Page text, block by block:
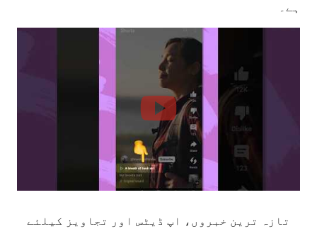
ہے۔
تازہ ترین خبروں، اپ ڈیٹس اور تجاویز کیلئے